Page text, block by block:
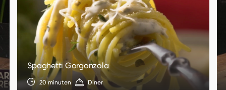
Spaghetti Gorgonzola
20 minuten Diner